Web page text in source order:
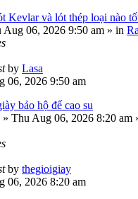
Kevlar và lót thép loại nào
Aug 06, 2026 9:50 am » in
by Lasa
06, 2026 9:50 am
bảo hộ đế cao su
» Thu Aug 06, 2026 8:20 am
by thegioigiay
06, 2026 8:20 am